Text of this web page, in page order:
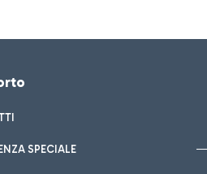
SPECIALE